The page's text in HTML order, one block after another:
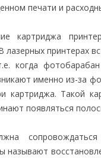
печати и
картриджа
принтерах
когда
именно из-за
картриджа. Такой
появляться
называют